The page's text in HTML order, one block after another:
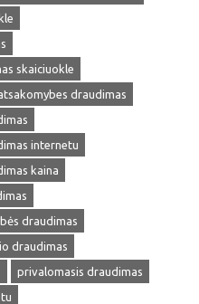
skaiciuokle
draudimas
internetu
kaina
draudimas
draudimas
privalomasis draudimas